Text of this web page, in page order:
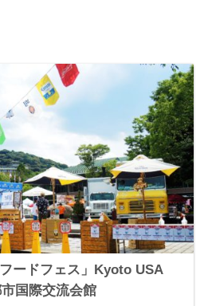
ードフェス」Kyoto USA
国際交流会館